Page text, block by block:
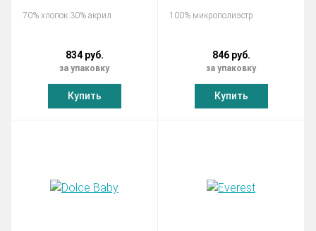
70% хлопок 30% акрил
834 руб.
за упаковку
Купить
100% микрополиэстр
846 руб.
за упаковку
Купить